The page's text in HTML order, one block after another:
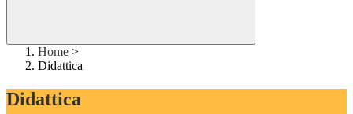
Home >
Didattica
Didattica